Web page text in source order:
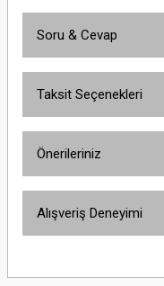
Soru & Cevap
Taksit Seçenekleri
Önerileriniz
yetersiz gördüğünüz
Alışveriş Deneyimi